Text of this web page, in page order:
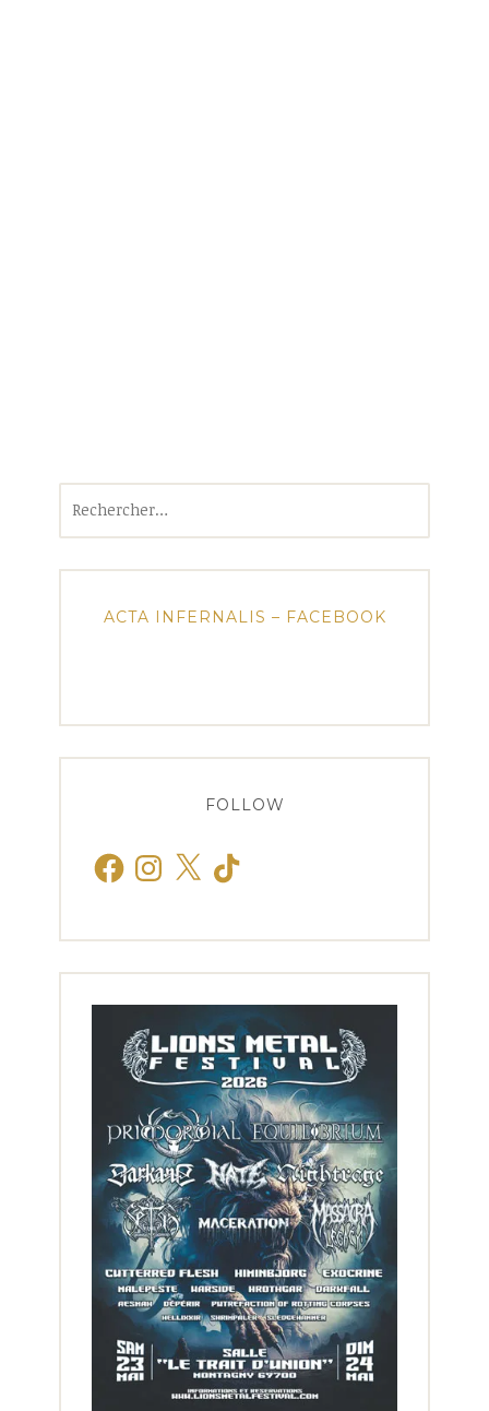
ACTA INFERNALIS – FACEBOOK
FOLLOW
FacebookInstagram
X TikTok